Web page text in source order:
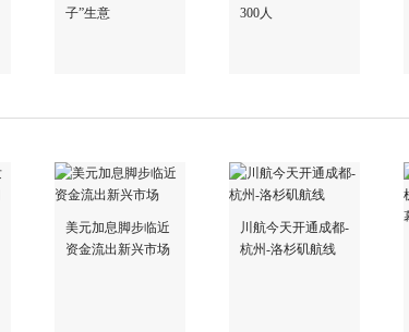
子”生意
300人
美元加息脚步临近
资金流出新兴市场
川航今天开通成都-
杭州-洛杉矶航线